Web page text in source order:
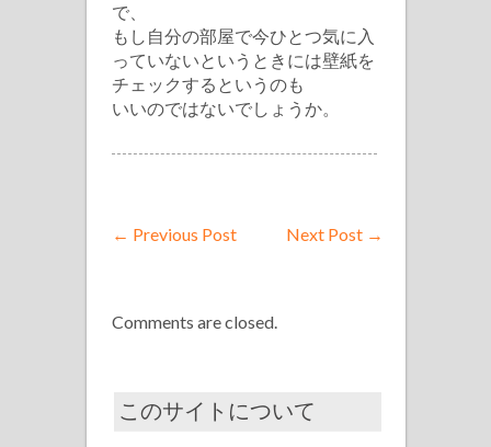
で、
もし自分の部屋で今ひとつ気に入
っていないというときには壁紙を
チェックするというのも
いいのではないでしょうか。
← Previous Post Next Post →
Comments are closed.
このサイトについて